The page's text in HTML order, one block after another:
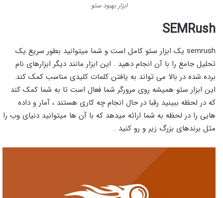
ابزار بهبود سئو
SEMRush
semrush یک ابزار سئو کامل است و شما میتوانید بطور سریع یک
تحلیل جامع را با آن انجام دهید . این ابزار مانند دیگر ابزارهای نام
برده شده در بالا می تواند به یافتن کلمات کلیدی مناسب کمک کند.
این ابزار سئو همیشه روی مرورگر شما فعال است تا به شما کمک کند
که در لحظه ببینید رقبا در حال انجام چه کاری هستند ، آمار و داده
هایی را در لحظه به شما ارائه میدهد که با آن ها میتوانید دنیای وب را
مثل برندهای بزرگ زیر و رو کنید .